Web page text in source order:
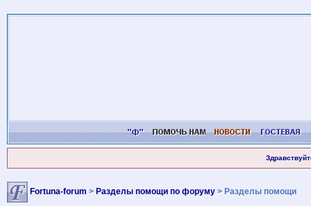
Fortuna-forum > Разделы помощи по форуму> Разделы помощи